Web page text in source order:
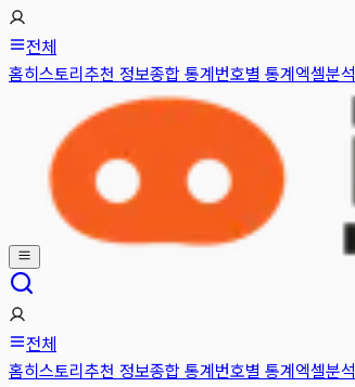
전체
홈히스토리 추천 정보종합 통계번호별 통계엑셀분석
전체
홈히스토리 추천 정보종합 통계번호별 통계엑셀분석